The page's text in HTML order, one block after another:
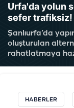
Urfa'da yolun
sefer trafiksiz!
Şanlıurfa’da
oluşturulan
rahatlatmaya
HABERLER